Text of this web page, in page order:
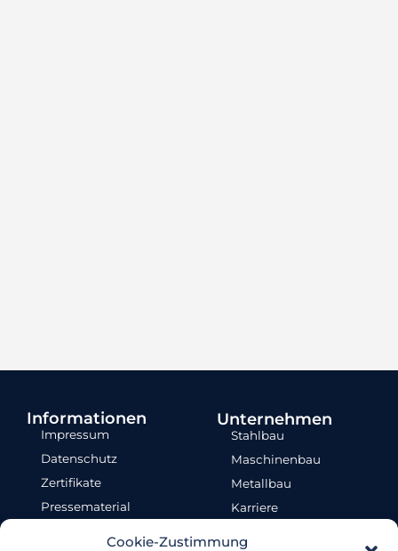
Cookie-Zustimmung
Unternehmen
Stahlbau
Maschinenbau
Metallbau
Karriere
Informationen
Impressum
Datenschutz
Zertifikate
Pressematerial